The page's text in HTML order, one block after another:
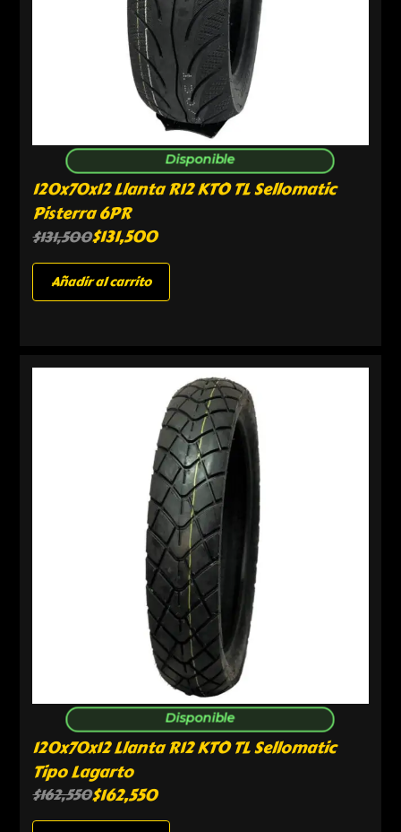
Disponible
120x70x12 Llanta R12 KTO TL Sellomatic
Pisterra 6PR
$131,500$131,500
Añadir al carrito
Disponible
120x70x12 Llanta R12 KTO TL Sellomatic
Tipo Lagarto
$162,550$162,550